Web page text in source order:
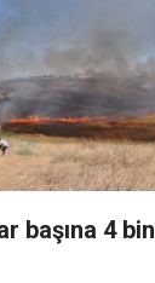
başına 4 bin